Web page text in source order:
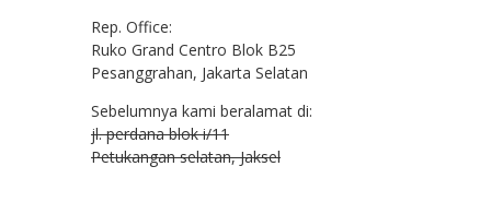
Rep. Office:
Ruko Grand Centro Blok B25
Pesanggrahan, Jakarta Selatan
Sebelumnya kami beralamat di:
jl. perdana blok i/11
Petukangan selatan, Jaksel